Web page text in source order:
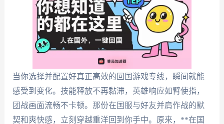
当你选择并配置好真正高效的回国游戏专线，瞬间就能
感受到变化。技能释放不再黏滞，英雄响应如臂使指，
团战画面流畅不卡顿。那份在国服与好友并肩作战的默
契和爽快感，立刻穿越重洋回到你手中。原来，**在国